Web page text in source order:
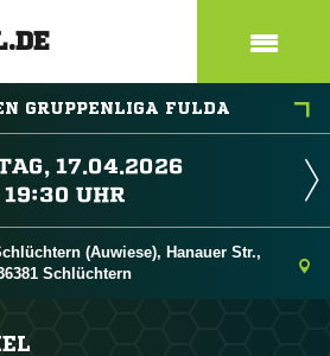
GRUPPENLIGA FULDA

 
(Auwiese), Hanauer Str.,
Schlüchtern